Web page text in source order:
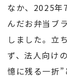
なか、2025年
んだお弁当ブ
しました。立
ず、法人向け
憶に残る一折”